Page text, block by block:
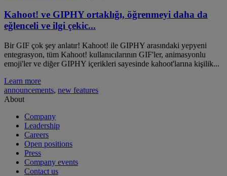
Kahoot! ve GIPHY ortaklığı, öğrenmeyi daha da
eğlenceli ve ilgi çekic...
Bir GIF çok şey anlatır! Kahoot! ile GIPHY arasındaki yepyeni
entegrasyon, tüm Kahoot! kullanıcılarının GIF'ler, animasyonlu
emoji'ler ve diğer GIPHY içerikleri sayesinde kahoot'larına kişilik...
Learn more
announcements, new features
About
Company
Leadership
Careers
Open positions
Press
Company events
Contact us